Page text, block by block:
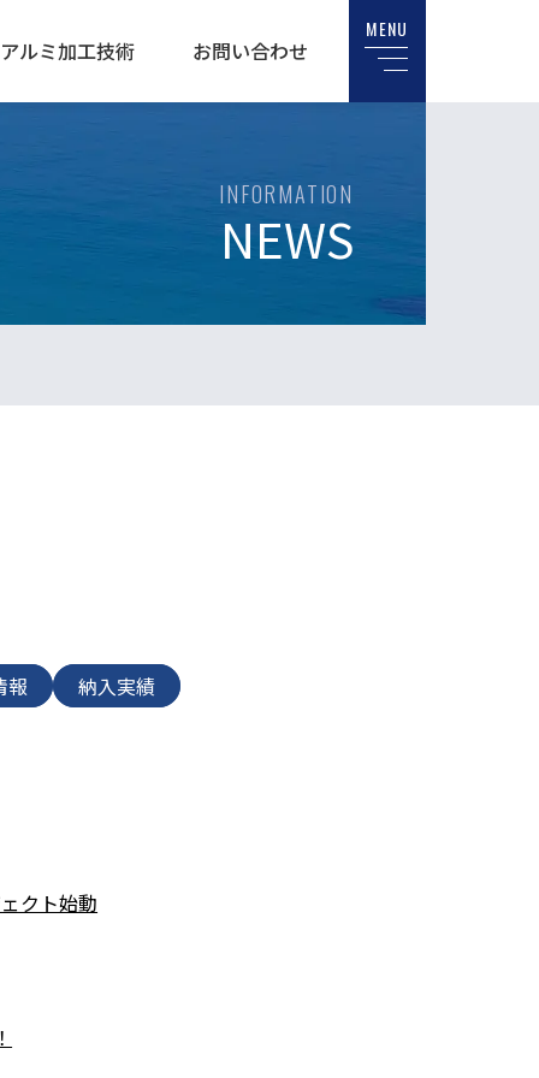
アルミ加工技術 お問い合わせ
MENU
INFORMATION
NEWS
報 納入実績
クト始動